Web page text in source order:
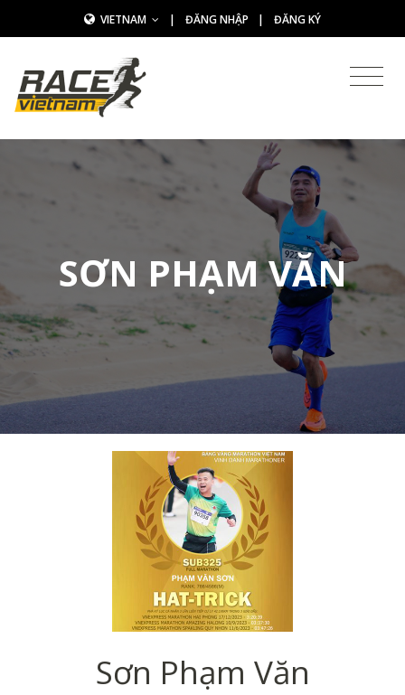
VIETNAM | ĐĂNG NHẬP | ĐĂNG KÝ
SƠN PHẠM VĂN
Sơn Phạm Văn